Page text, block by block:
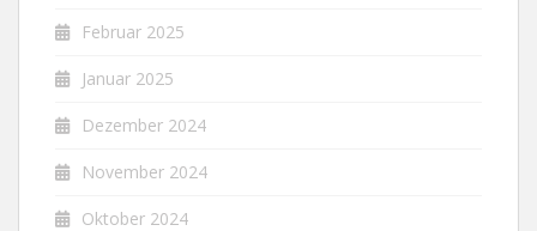
Februar 2025
Januar 2025
Dezember 2024
November 2024
Oktober 2024